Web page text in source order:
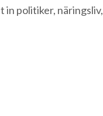
in politiker, näringsliv,